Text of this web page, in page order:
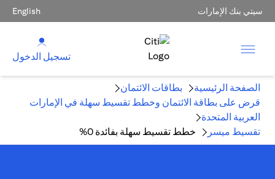
سيتي بنك الإمارات English
تسجيل الدخول
الصفحة الرئيسية
بطاقات الائتمان
قرض على بطاقة الائتمان وخطط تقسيط سهلة في الإمارات
العربية المتحدة
تقسيط ميسر
خطط تقسيط سهلة بفائدة 0%